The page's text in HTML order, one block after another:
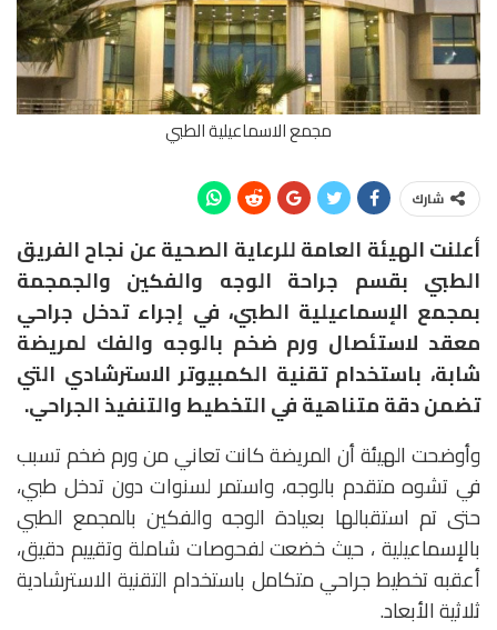
مجمع الاسماعيلية الطبي
شارك
أعلنت الهيئة العامة للرعاية الصحية عن نجاح الفريق
الطبي بقسم جراحة الوجه والفكين والجمجمة
بمجمع الإسماعيلية الطبي، في إجراء تدخل جراحي
معقد لاستئصال ورم ضخم بالوجه والفك لمريضة
شابة، باستخدام تقنية الكمبيوتر الاسترشادي التي
تضمن دقة متناهية في التخطيط والتنفيذ الجراحي.
وأوضحت الهيئة أن المريضة كانت تعاني من ورم ضخم تسبب
في تشوه متقدم بالوجه، واستمر لسنوات دون تدخل طبي،
حتى تم استقبالها بعيادة الوجه والفكين بالمجمع الطبي
بالإسماعيلية ، حيث خضعت لفحوصات شاملة وتقييم دقيق،
أعقبه تخطيط جراحي متكامل باستخدام التقنية الاسترشادية
ثلاثية الأبعاد.